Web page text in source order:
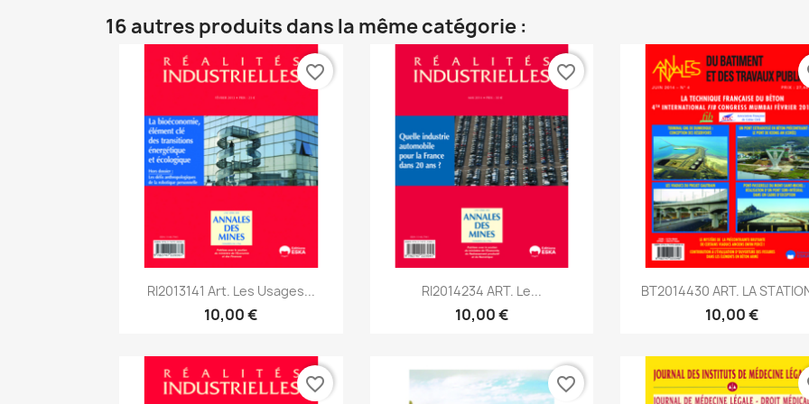
16 autres produits dans la même catégorie :
Aperçu rapide
RI2013141 Art. Les Usages...
10,00 €
favorite_border
Aperçu rapide
RI2014234 ART. Le...
10,00 €
favorite_border
Aperçu rapide
BT2014430 ART. LA
10,00 €
favorite_border favorite_border